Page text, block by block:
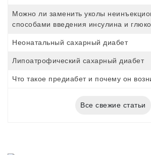
Можно ли заменить уколы
способами введения инсулина и
Неонатальный сахарный диабет
Липоатрофический сахарный диабет
Что такое предиабет и почему он
Все свежие статьи